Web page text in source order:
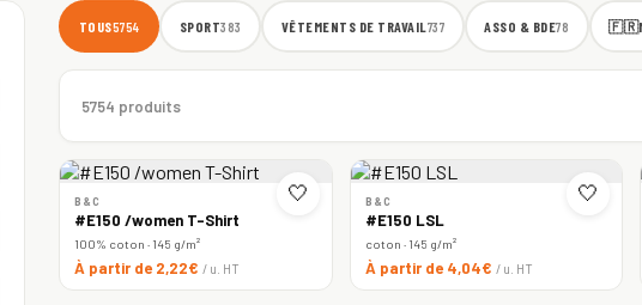
TOUS5754 SPORT383 VÊTEMENTS DE TRAVAIL737 ASSO & BDE78 🇫🇷
5754 produits
🤍
B&C
#E150 /women T-Shirt
100% coton · 145 g/m²
À partir de 2,22€ / u. HT
🤍
B&C
#E150 LSL
coton · 145 g/m²
À partir de 4,04€ / u. HT